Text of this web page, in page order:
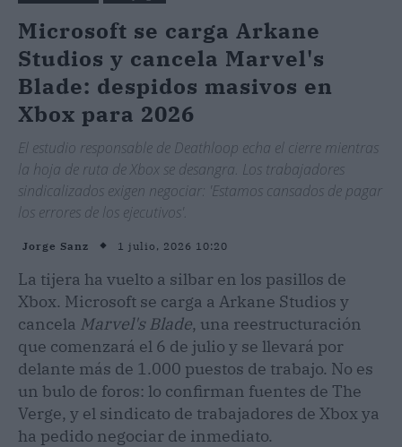
Microsoft se carga Arkane
Studios y cancela Marvel's
Blade: despidos masivos en
Xbox para 2026
El estudio responsable de Deathloop echa el cierre mientras
la hoja de ruta de Xbox se desangra. Los trabajadores
sindicalizados exigen negociar: 'Estamos cansados de pagar
los errores de los ejecutivos'.
Jorge Sanz 1 julio, 2026 10:20
La tijera ha vuelto a silbar en los pasillos de
Xbox. Microsoft se carga a Arkane Studios y
cancela Marvel's Blade, una reestructuración
que comenzará el 6 de julio y se llevará por
delante más de 1.000 puestos de trabajo. No es
un bulo de foros: lo confirman fuentes de The
Verge, y el sindicato de trabajadores de Xbox ya
ha pedido negociar de inmediato.